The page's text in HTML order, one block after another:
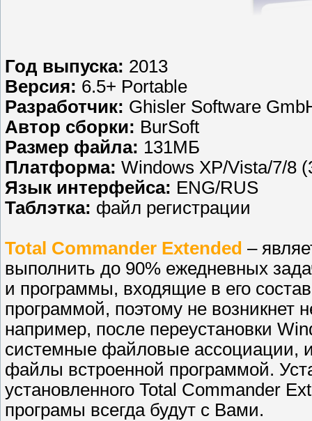
Год выпуска: 2013
Версия: 6.5+ Portable
Разработчик: Ghisler Software
Автор сборки: BurSoft
Размер файла: 131МБ
Платформа: Windows XP/Vista/7/8
Язык интерфейса: ENG/RUS
Таблэтка: файл регистрации
Total Commander Extended –
выполнить до 90% ежедневных
и программы, входящие в его
программой, поэтому не возникнет
например, после переустановки
системные файловые ассоциации,
файлы встроенной программой.
установленного Total Commander
програмы всегда будут с Вами.